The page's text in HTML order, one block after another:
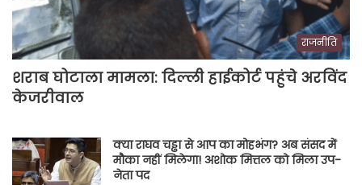
राजनीति
शराब घोटाला मामला: दिल्ली हाईकोर्ट पहुंचे अरविंद
केजरीवाल
क्या राघव चड्ढा से आप का मोहभंग? अब संसद में
मौका नहीं मिलेगा! अशोक मित्तल को मिला उप-
नेता पद